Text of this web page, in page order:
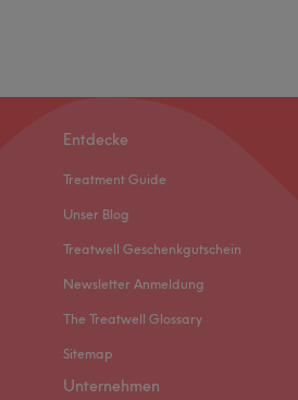
Entdecke
Treatment Guide
Unser Blog
Treatwell Geschenkgutschein
Newsletter Anmeldung
The Treatwell Glossary
Sitemap
Unternehmen